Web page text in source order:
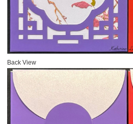
Back View